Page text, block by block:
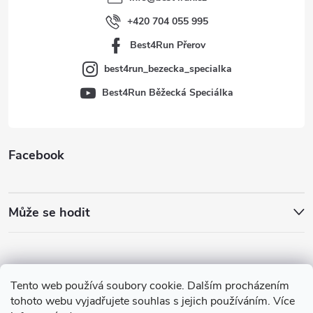
Tento web používá soubory cookie. Dalším procházením
tohoto webu vyjadřujete souhlas s jejich používáním. Více
Facebook
Může se hodit
+420 704 055 995
Best4Run Přerov
best4run_bezecka_specialka
Best4Run Běžecká Speciálka